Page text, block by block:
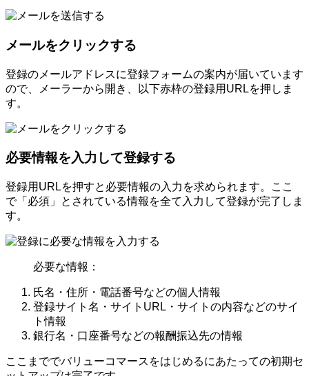
メールをクリックする
登録のメールアドレスに登録フォームの案内が届いています
ので、メーラーから開き、以下赤枠の登録用URLを押しま
す。
必要情報を入力して登録する
登録用URLを押すと必要情報の入力を求められます。ここ
で「必須」とされている情報を全て入力して登録が完了しま
す。
必要な情報：
氏名・住所・電話番号などの個人情報
登録サイト名・サイトURL・サイトの内容などのサイ
ト情報
銀行名・口座番号などの報酬振込先の情報
ここまででバリューコマースをはじめるにあたっての初期セ